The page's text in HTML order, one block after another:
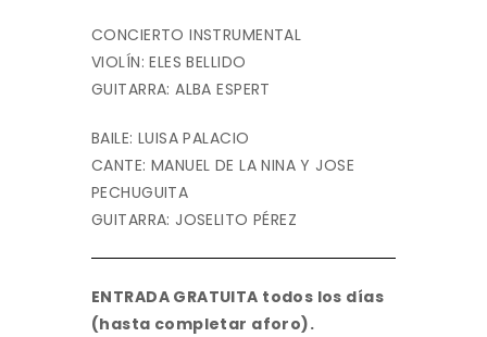
CONCIERTO INSTRUMENTAL
VIOLÍN: ELES BELLIDO
GUITARRA: ALBA ESPERT
BAILE: LUISA PALACIO
CANTE: MANUEL DE LA NINA Y JOSE
PECHUGUITA
GUITARRA: JOSELITO PÉREZ
ENTRADA GRATUITA todos los días
(hasta completar aforo).